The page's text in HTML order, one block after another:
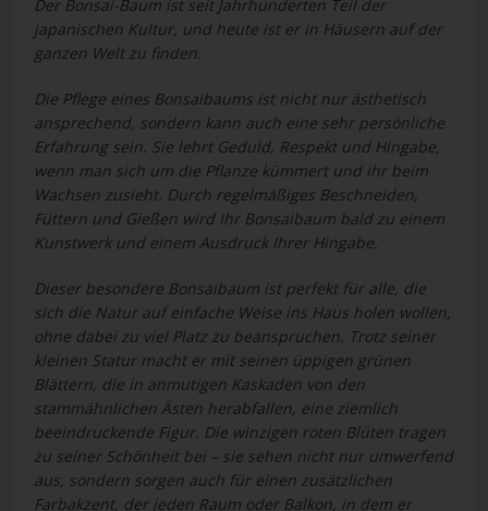
Der Bonsai-Baum ist seit Jahrhunderten Teil der
japanischen Kultur, und heute ist er in Häusern auf der
ganzen Welt zu finden.
Die Pflege eines Bonsaibaums ist nicht nur ästhetisch
ansprechend, sondern kann auch eine sehr persönliche
Erfahrung sein. Sie lehrt Geduld, Respekt und Hingabe,
wenn man sich um die Pflanze kümmert und ihr beim
Wachsen zusieht. Durch regelmäßiges Beschneiden,
Füttern und Gießen wird Ihr Bonsaibaum bald zu einem
Kunstwerk und einem Ausdruck Ihrer Hingabe.
Dieser besondere Bonsaibaum ist perfekt für alle, die
sich die Natur auf einfache Weise ins Haus holen wollen,
ohne dabei zu viel Platz zu beanspruchen. Trotz seiner
kleinen Statur macht er mit seinen üppigen grünen
Blättern, die in anmutigen Kaskaden von den
stammähnlichen Ästen herabfallen, eine ziemlich
beeindruckende Figur. Die winzigen roten Blüten tragen
zu seiner Schönheit bei – sie sehen nicht nur umwerfend
aus, sondern sorgen auch für einen zusätzlichen
Farbakzent, der jeden Raum oder Balkon, in dem er